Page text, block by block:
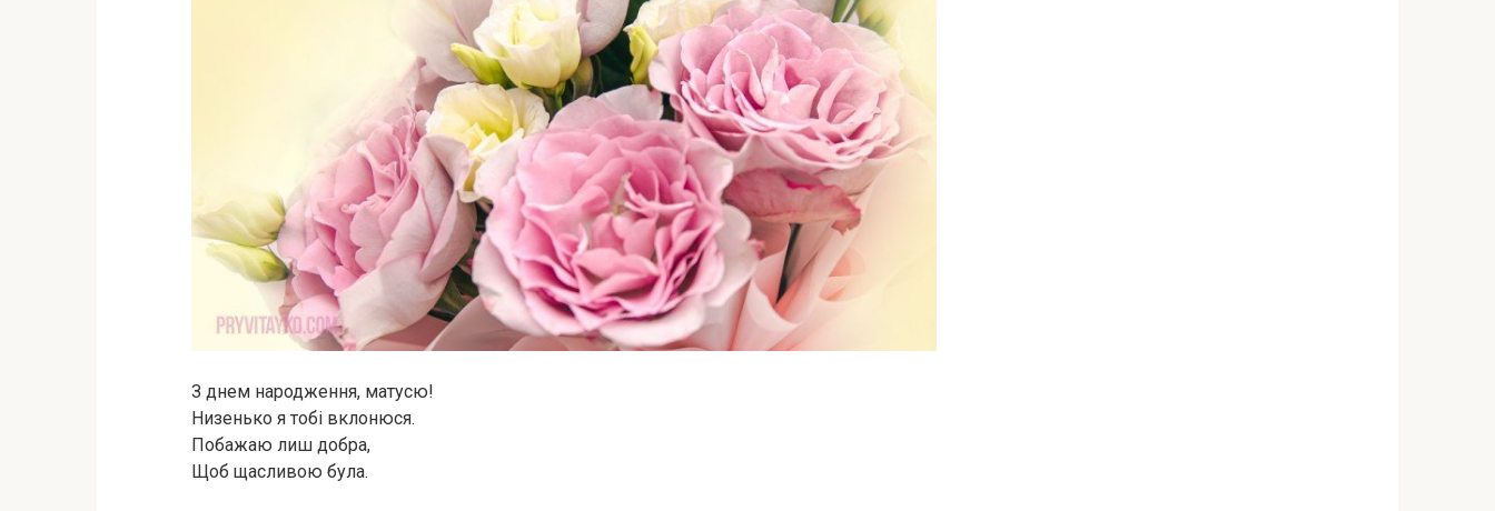
З днем народження, матусю!
Низенько я тобі вклонюся.
Побажаю лиш добра,
Щоб щасливою була.